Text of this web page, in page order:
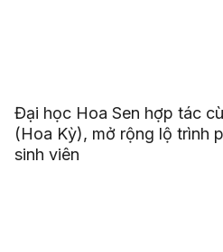
Đại học Hoa Sen hợp tác
(Hoa Kỳ), mở rộng lộ trình
sinh viên